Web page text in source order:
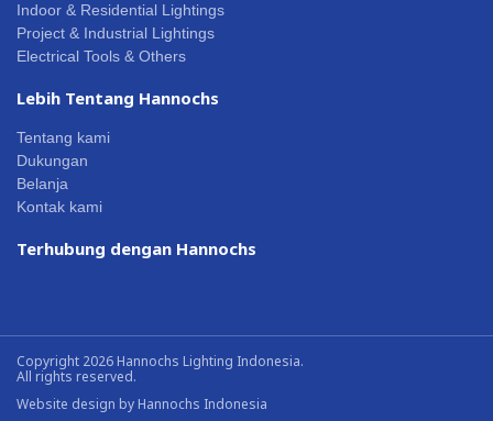
Indoor & Residential Lightings
Project & Industrial Lightings
Electrical Tools & Others
Lebih Tentang Hannochs
Tentang kami
Dukungan
Belanja
Kontak kami
Terhubung dengan Hannochs
Copyright 2026 Hannochs Lighting Indonesia.
All rights reserved.
Website design by Hannochs Indonesia